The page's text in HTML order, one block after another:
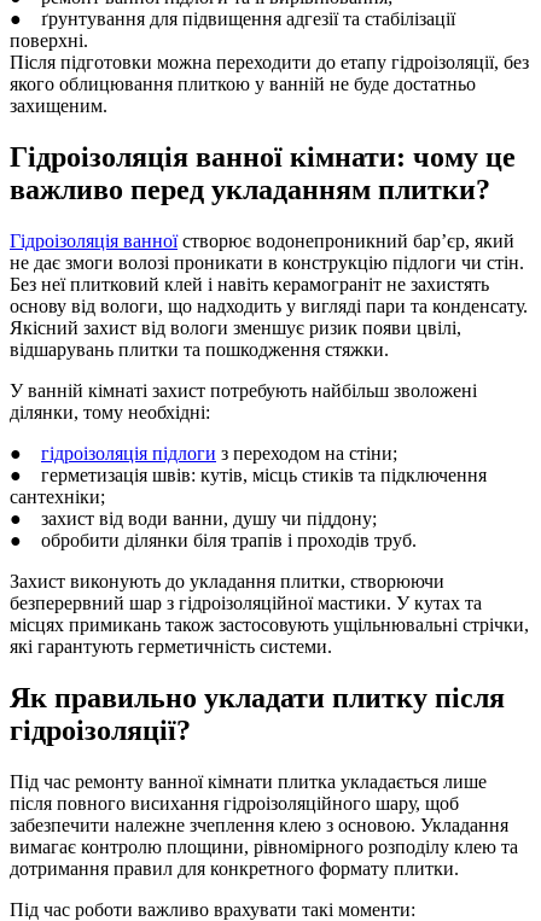
● ґрунтування для підвищення адгезії та стабілізації
поверхні.
Після підготовки можна переходити до етапу гідроізоляції, без
якого облицювання плиткою у ванній не буде достатньо
захищеним.
Гідроізоляція ванної кімнати: чому це
важливо перед укладанням плитки?
Гідроізоляція ванноїстворює водонепроникний бар’єр, який
не дає змоги волозі проникати в конструкцію підлоги чи стін.
Без неї плитковий клей і навіть керамограніт не захистять
основу від вологи, що надходить у вигляді пари та конденсату.
Якісний захист від вологи зменшує ризик появи цвілі,
відшарувань плитки та пошкодження стяжки.
У ванній кімнаті захист потребують найбільш зволожені
ділянки, тому необхідні:
● гідроізоляція підлоги з переходом на стіни;
● герметизація швів: кутів, місць стиків та підключення
сантехніки;
● захист від води ванни, душу чи піддону;
● обробити ділянки біля трапів і проходів труб.
Захист виконують до укладання плитки, створюючи
безперервний шар з гідроізоляційної мастики. У кутах та
місцях примикань також застосовують ущільнювальні стрічки,
які гарантують герметичність системи.
Як правильно укладати плитку після
гідроізоляції?
Під час ремонту ванної кімнати плитка укладається лише
після повного висихання гідроізоляційного шару, щоб
забезпечити належне зчеплення клею з основою. Укладання
вимагає контролю площини, рівномірного розподілу клею та
дотримання правил для конкретного формату плитки.
Під час роботи важливо врахувати такі моменти: